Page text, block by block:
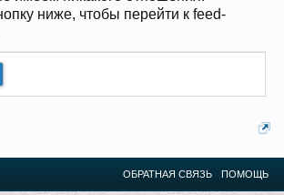
ниже, чтобы перейти к feed-
ОБРАТНАЯ СВЯЗЬ ПОМОЩЬ